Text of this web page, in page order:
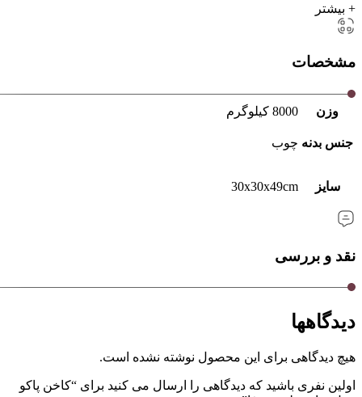
+ بیشتر
مشخصات
وزن 8000 کیلوگرم
جنس بدنه چوب
سایز 30x30x49cm
نقد و بررسی
دیدگاهها
هیچ دیدگاهی برای این محصول نوشته نشده است.
اولین نفری باشید که دیدگاهی را ارسال می کنید برای “کاخن پاکو